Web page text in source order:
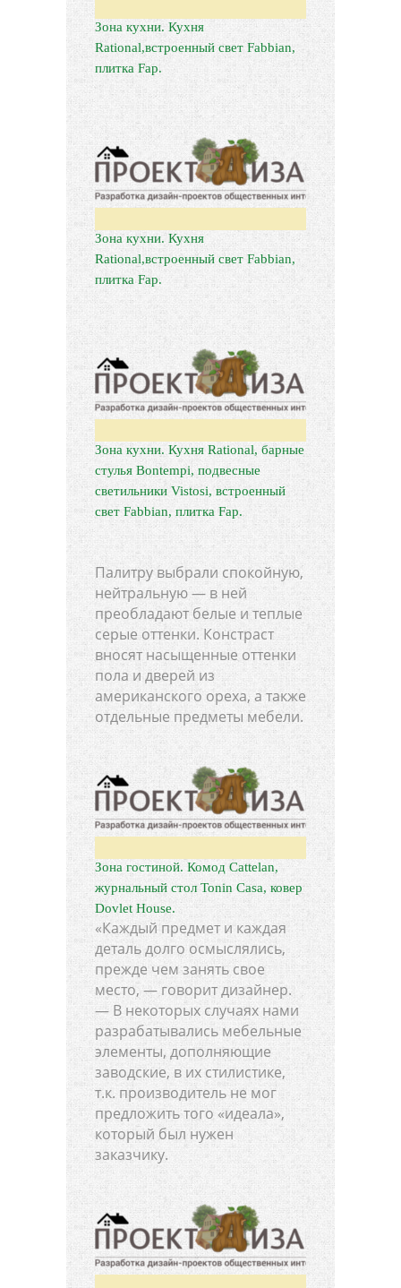
Зона кухни. Кухня
Rational,встроенный свет Fabbian,
плитка Fap.
Зона кухни. Кухня
Rational,встроенный свет Fabbian,
плитка Fap.
Зона кухни. Кухня Rational, барные
стулья Bontempi, подвесные
светильники Vistosi, встроенный
свет Fabbian, плитка Fap.
Палитру выбрали спокойную,
нейтральную — в ней
преобладают белые и теплые
серые оттенки. Констраст
вносят насыщенные оттенки
пола и дверей из
американского ореха, а также
отдельные предметы мебели.
Зона гостиной. Комод Cattelan,
журнальный стол Tonin Casa, ковер
Dovlet House.
«Каждый предмет и каждая
деталь долго осмыслялись,
прежде чем занять свое
место, — говорит дизайнер.
— В некоторых случаях нами
разрабатывались мебельные
элементы, дополняющие
заводские, в их стилистике,
т.к. производитель не мог
предложить того «идеала»,
который был нужен
заказчику.